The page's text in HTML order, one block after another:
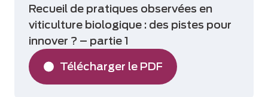
Recueil de pratiques observées en
viticulture biologique : des pistes pour
innover ? – partie 1
Télécharger le PDF